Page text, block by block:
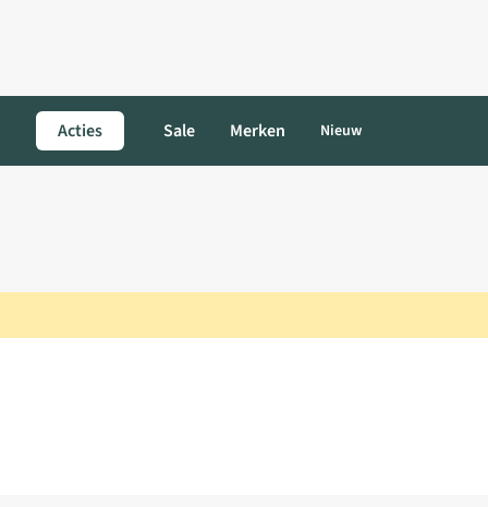
Acties Sale Merken Nieuw